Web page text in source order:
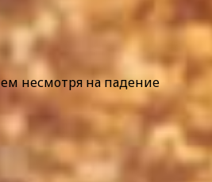
несмотря на падение